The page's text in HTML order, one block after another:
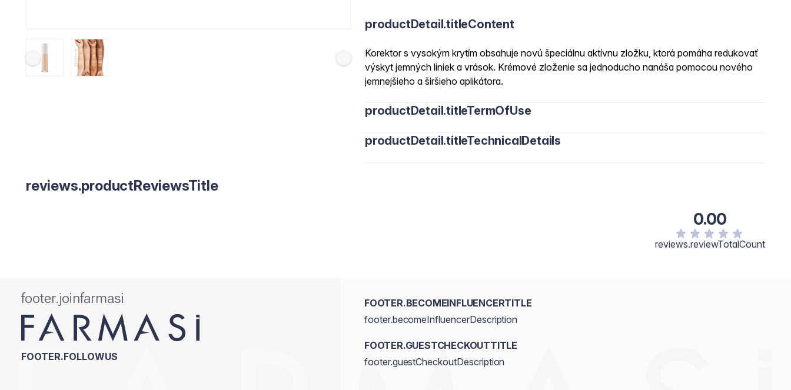
productDetail.titleContent
Korektor s vysokým krytím obsahuje novú špeciálnu aktívnu zložku, ktorá pomáha redukovať
výskyt jemných liniek a vrások. Krémové zloženie sa jednoducho nanáša pomocou nového
jemnejšieho a širšieho aplikátora.
productDetail.titleTermOfUse
productDetail.titleTechnicalDetails
reviews.productReviewsTitle
0.00
reviews.reviewTotalCount
footer.joinfarmasi
FOOTER.FOLLOWUS
FOOTER.BECOMEINFLUENCERTITLE
footer.becomeInfluencerDescription
FOOTER.GUESTCHECKOUTTITLE
footer.guestCheckoutDescription